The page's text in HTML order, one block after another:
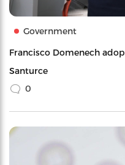
Government
Francisco Domenech
Santurce
0